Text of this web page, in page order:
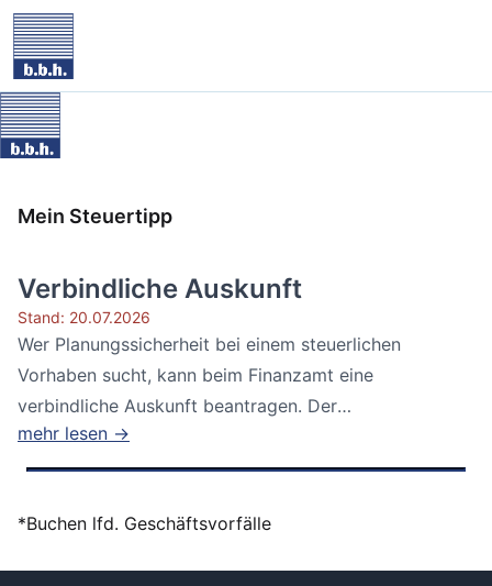
Mein Steuertipp
Verbindliche Auskunft
Stand: 20.07.2026
Wer Planungssicherheit bei einem steuerlichen
Vorhaben sucht, kann beim Finanzamt eine
verbindliche Auskunft beantragen. Der
Bundesfinanzhof...
mehr lesen →
*Buchen lfd. Geschäftsvorfälle